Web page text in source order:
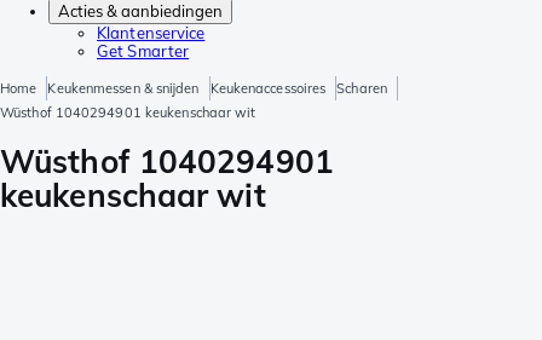
Acties & aanbiedingen
Klantenservice
Get Smarter
Home Keukenmessen & snijden Keukenaccessoires
Scharen
Wüsthof 1040294901 keukenschaar wit
Wüsthof 1040294901
keukenschaar wit